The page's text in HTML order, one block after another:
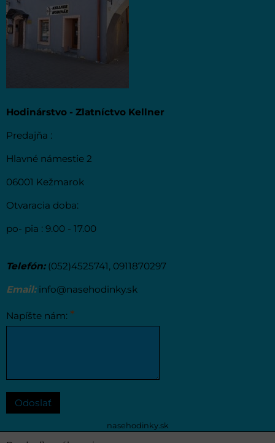
Hodinárstvo - Zlatníctvo Kellner
Predajňa :
Hlavné námestie 2
06001 Kežmarok
Otvaracia doba:
po- pia : 9.00 - 17.00
Telefón:(052)4525741, 0911870297
Email: info@nasehodinky.sk
Napíšte nám: *
Odoslať
nasehodinky.sk